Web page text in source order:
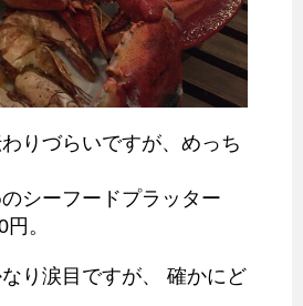
りづらいですが、めっち
シーフードプラッター
。
り涙目ですが、 確かにど